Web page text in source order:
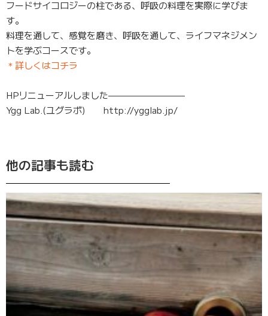
フードサイコロジーの柱である、呼吸の料理を実際に学びま
す。
料理を通して、感覚を磨き、呼吸を通して、ライフマネジメン
トを学ぶコースです。
＊詳しくはコチラ
HPリニューアルしました————————–
Ygg Lab.(ユグラボ) http://ygglab.jp/
他の記事も読む